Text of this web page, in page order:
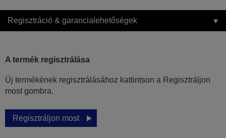
Regisztráció & garancialehetőségek
A termék regisztrálása
Új termékének regisztrálásához kattintson a Regisztráljon
most gombra.
Regisztráljon most